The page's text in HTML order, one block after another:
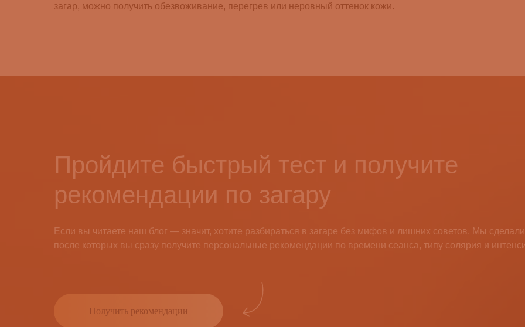
загар, можно получить обезвоживание, перегрев или неровный оттенок кожи.
Пройдите быстрый тест и получите
рекомендации по загару
Если вы читаете наш блог — значит, хотите разбираться в загаре без мифов и лишних советов. Мы сделали
после которых вы сразу получите персональные рекомендации по времени сеанса, типу солярия и
Получить рекомендации